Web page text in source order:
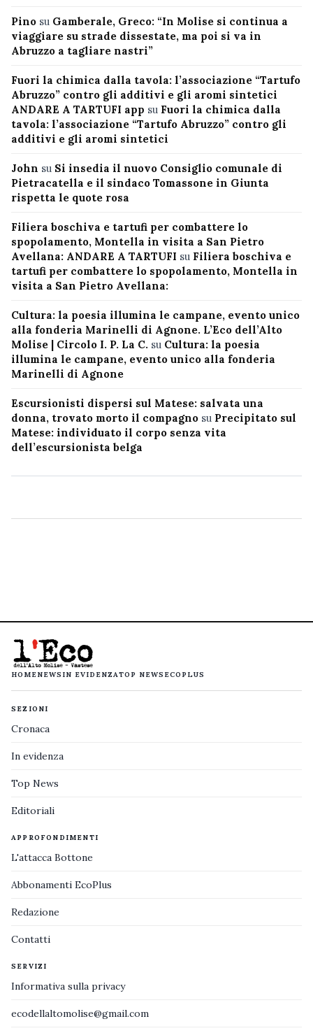
Pino su Gamberale, Greco: “In Molise si continua a
viaggiare su strade dissestate, ma poi si va in
Abruzzo a tagliare nastri”
Fuori la chimica dalla tavola: l’associazione “Tartufo
Abruzzo” contro gli additivi e gli aromi sintetici
ANDARE A TARTUFI app su Fuori la chimica dalla
tavola: l’associazione “Tartufo Abruzzo” contro gli
additivi e gli aromi sintetici
John su Si insedia il nuovo Consiglio comunale di
Pietracatella e il sindaco Tomassone in Giunta
rispetta le quote rosa
Filiera boschiva e tartufi per combattere lo
spopolamento, Montella in visita a San Pietro
Avellana: ANDARE A TARTUFI su Filiera boschiva e
tartufi per combattere lo spopolamento, Montella in
visita a San Pietro Avellana:
Cultura: la poesia illumina le campane, evento unico
alla fonderia Marinelli di Agnone. L’Eco dell’Alto
Molise | Circolo I. P. La C. su Cultura: la poesia
illumina le campane, evento unico alla fonderia
Marinelli di Agnone
Escursionisti dispersi sul Matese: salvata una
donna, trovato morto il compagno su Precipitato sul
Matese: individuato il corpo senza vita
dell’escursionista belga
HOMENEWS IN EVIDENZATOP NEWS ECOPLUS
SEZIONI
Cronaca
In evidenza
Top News
Editoriali
APPROFONDIMENTI
L'attacca Bottone
Abbonamenti EcoPlus
Redazione
Contatti
SERVIZI
Informativa sulla privacy
ecodellaltomolise@gmail.com